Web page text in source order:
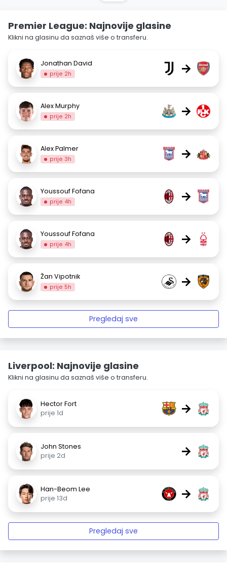
Premier League: Najnovije glasine
Klikni na glasinu da saznaš više o transferu.
Jonathan David
prije 2h →
Alex Murphy
prije 2h →
Alex Palmer
prije 3h →
Youssouf Fofana
prije 4h →
Youssouf Fofana
prije 4h →
Žan Vipotnik
prije 5h →
Pregledaj sve
Liverpool: Najnovije glasine
Klikni na glasinu da saznaš više o transferu.
Hector Fort
prije 1d
→
John Stones
prije 2d
→
Han-Beom Lee
prije 13d
→
Pregledaj sve